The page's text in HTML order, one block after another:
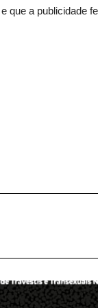
e que a publicidade